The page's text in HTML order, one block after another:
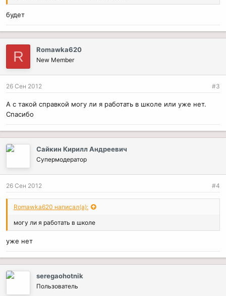
будет
R Romawka620
New Member
26 Сен 2012 #3
А с такой справкой могу ли я работать в школе или уже нет.
Спасибо
Сайкин Кирилл Андреевич
Супермодератор
26 Сен 2012 #4
Romawka620 написал(а):
могу ли я работать в школе
уже нет
seregaohotnik
Пользователь